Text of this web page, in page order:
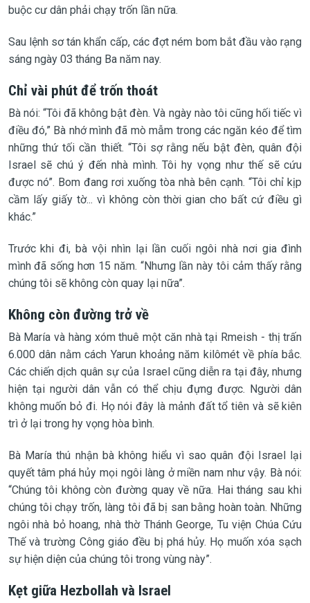
buộc cư dân phải chạy trốn lần nữa.
Sau lệnh sơ tán khẩn cấp, các đợt ném bom bắt đầu vào rạng
sáng ngày 03 tháng Ba năm nay.
Chỉ vài phút để trốn thoát
Bà nói: “Tôi đã không bật đèn. Và ngày nào tôi cũng hối tiếc vì
điều đó,” Bà nhớ mình đã mò mẫm trong các ngăn kéo để tìm
những thứ tối cần thiết. “Tôi sợ rằng nếu bật đèn, quân đội
Israel sẽ chú ý đến nhà mình. Tôi hy vọng như thế sẽ cứu
được nó”. Bom đang rơi xuống tòa nhà bên cạnh. “Tôi chỉ kịp
cầm lấy giấy tờ... vì không còn thời gian cho bất cứ điều gì
khác.”
Trước khi đi, bà vội nhìn lại lần cuối ngôi nhà nơi gia đình
mình đã sống hơn 15 năm. “Nhưng lần này tôi cảm thấy rằng
chúng tôi sẽ không còn quay lại nữa”.
Không còn đường trở về
Bà María và hàng xóm thuê một căn nhà tại Rmeish - thị trấn
6.000 dân nằm cách Yarun khoảng năm kilômét về phía bắc.
Các chiến dịch quân sự của Israel cũng diễn ra tại đây, nhưng
hiện tại người dân vẫn có thể chịu đựng được. Người dân
không muốn bỏ đi. Họ nói đây là mảnh đất tổ tiên và sẽ kiên
trì ở lại trong hy vọng hòa bình.
Bà María thú nhận bà không hiểu vì sao quân đội Israel lại
quyết tâm phá hủy mọi ngôi làng ở miền nam như vậy. Bà nói:
“Chúng tôi không còn đường quay về nữa. Hai tháng sau khi
chúng tôi chạy trốn, làng tôi đã bị san bằng hoàn toàn. Những
ngôi nhà bỏ hoang, nhà thờ Thánh George, Tu viện Chúa Cứu
Thế và trường Công giáo đều bị phá hủy. Họ muốn xóa sạch
sự hiện diện của chúng tôi trong vùng này”.
Kẹt giữa Hezbollah và Israel